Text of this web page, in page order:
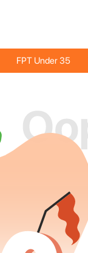
FPT Under 35